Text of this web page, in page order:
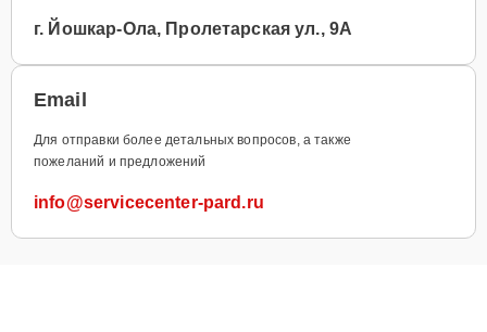
г. Йошкар-Ола, Пролетарская ул., 9А
Email
Для отправки более детальных вопросов, а также
пожеланий и предложений
info@servicecenter-pard.ru